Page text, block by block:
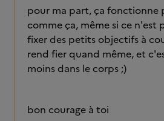
pour ma part, ça fonctionne
comme ça, même si ce n'est
fixer des petits objectifs à
rend fier quand même, et
moins dans le corps ;)
bon courage à toi